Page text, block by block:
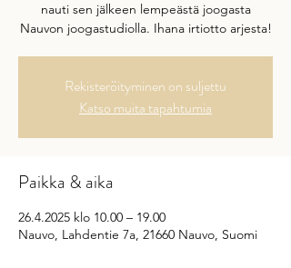
nauti sen jälkeen lempeästä joogasta
Nauvon joogastudiolla. Ihana irtiotto arjesta!
Rekisteröityminen on suljettu
Katso muita tapahtumia
Paikka & aika
26.4.2025 klo 10.00 – 19.00
Nauvo, Lahdentie 7a, 21660 Nauvo, Suomi